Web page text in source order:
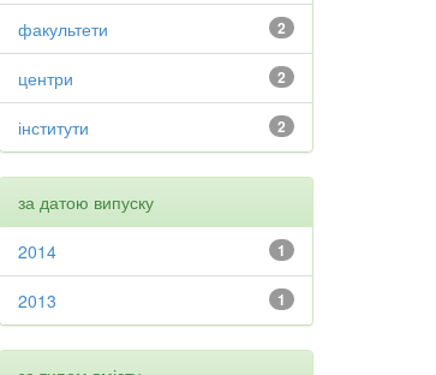
2
факультети
2
центри
2
інститути
за датою випуску
1
2014
1
2013